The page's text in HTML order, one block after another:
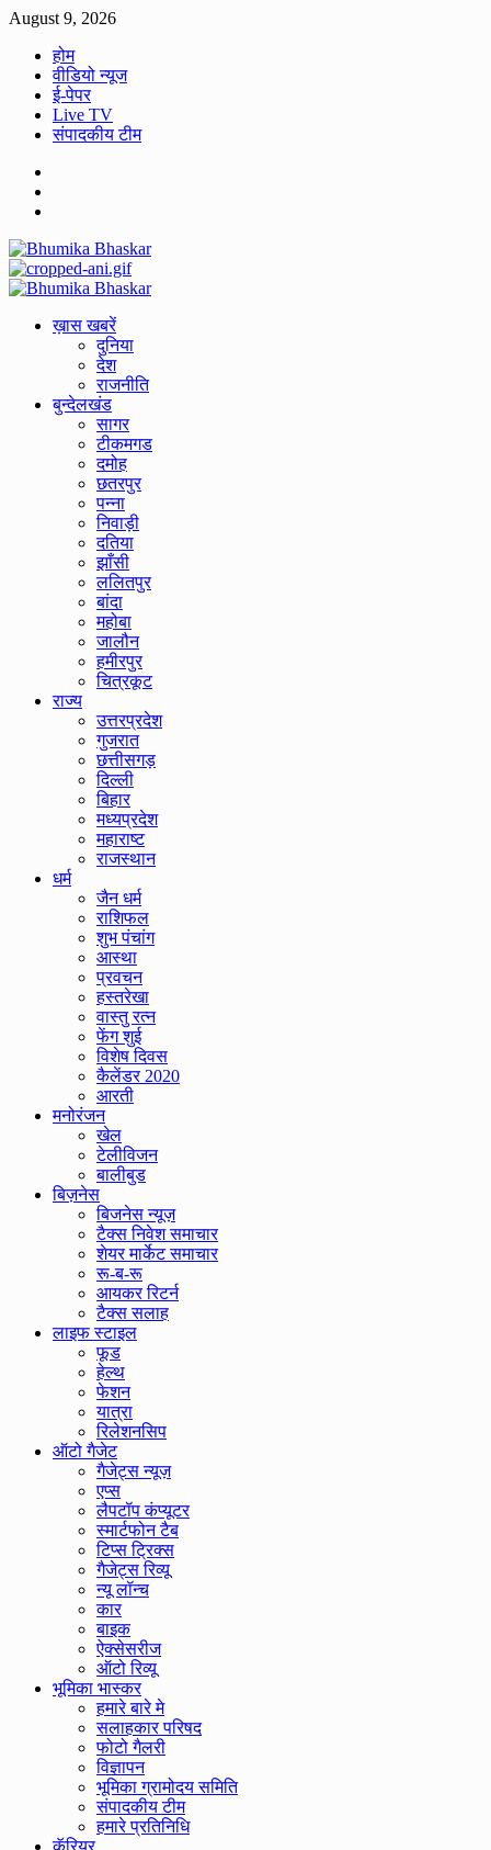
Skip
content
August 9, 2026
होम
वीडियो न्यूज
ई-पेपर
Live TV
संपादकीय टीम
Primary
ख़ास खबरें
दुनिया
देश
राजनीति
बुन्देलखंड
सागर
टीकमगड
दमोह
छतरपुर
पन्ना
निवाड़ी
दतिया
झाँसी
ललितपुर
बांदा
महोबा
जालौन
हमीरपुर
चित्रकूट
राज्य
उत्तरप्रदेश
गुजरात
छत्तीसगड़
दिल्ली
बिहार
मध्यप्रदेश
महाराष्ट
राजस्थान
धर्म
जैन धर्म
राशिफल
शुभ पंचांग
आस्था
प्रवचन
हस्तरेखा
वास्तु रत्न
फेंग शुई
विशेष दिवस
कैलेंडर 2020
आरती
मनोरंजन
खेल
टेलीविजन
बालीबुड
बिज़नेस
बिजनेस न्यूज़
टैक्स निवेश समाचार
शेयर मार्केट समाचार
रू-ब-रू
आयकर रिटर्न
टैक्स सलाह
लाइफ स्टाइल
फूड
हेल्थ
फेशन
यात्रा
रिलेशनसिप
ऑटो गैजेट
गैजेट्स न्यूज़
एप्स
लैपटॉप कंप्यूटर
स्मार्टफोन टैब
टिप्स ट्रिक्स
गैजेट्स रिव्यू
न्यू लॉन्च
कार
बाइक
ऐक्सेसरीज
ऑटो रिव्यू
भूमिका भास्कर
हमारे बारे मे
सलाहकार परिषद
फोटो गैलरी
विज्ञापन
भूमिका ग्रामोदय समिति
संपादकीय टीम
हमारे प्रतिनिधि
कॅरियर